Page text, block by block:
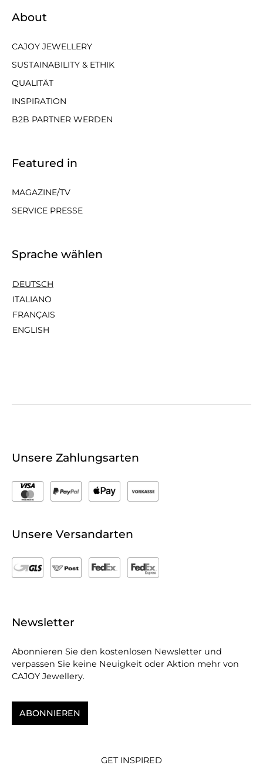
About
CAJOY JEWELLERY
SUSTAINABILITY & ETHIK
QUALITÄT
INSPIRATION
B2B PARTNER WERDEN
Featured in
MAGAZINE/TV
SERVICE PRESSE
Sprache wählen
DEUTSCH
ITALIANO
FRANÇAIS
ENGLISH
Unsere Zahlungsarten
Unsere Versandarten
Newsletter
Abonnieren Sie den kostenlosen Newsletter und
verpassen Sie keine Neuigkeit oder Aktion mehr von
CAJOY Jewellery.
ABONNIEREN
GET INSPIRED